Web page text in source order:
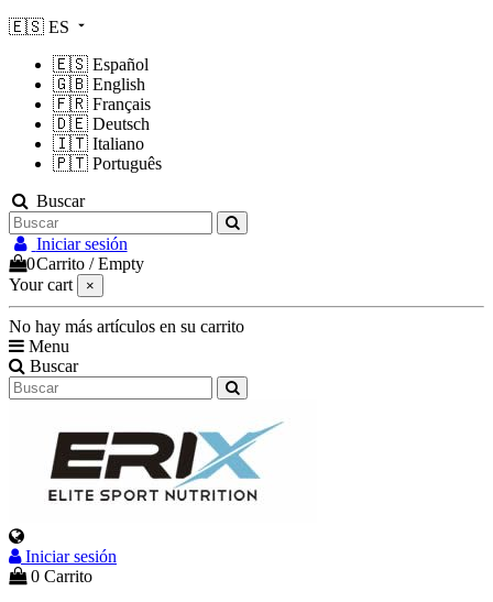
🇪🇸 ES
🇪🇸 Español
🇬🇧 English
🇫🇷 Français
🇩🇪 Deutsch
🇮🇹 Italiano
🇵🇹 Português
Buscar
Iniciar sesión
0Carrito /Empty
Your cart
×
No hay más artículos en su carrito
Menu
Buscar
Select Language
Iniciar sesión
0 Carrito